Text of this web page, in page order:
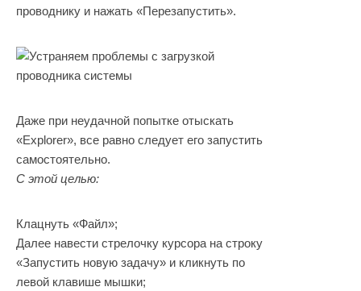
проводнику и нажать «Перезапустить».
Даже при неудачной попытке отыскать
«Explorer», все равно следует его запустить
самостоятельно.
С этой целью:
Клацнуть «Файл»;
Далее навести стрелочку курсора на строку
«Запустить новую задачу» и кликнуть по
левой клавише мышки;